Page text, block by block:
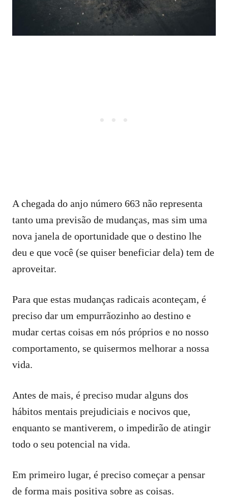
A chegada do anjo número 663 não representa
tanto uma previsão de mudanças, mas sim uma
nova janela de oportunidade que o destino lhe
deu e que você (se quiser beneficiar dela) tem de
aproveitar.
Para que estas mudanças radicais aconteçam, é
preciso dar um empurrãozinho ao destino e
mudar certas coisas em nós próprios e no nosso
comportamento, se quisermos melhorar a nossa
vida.
Antes de mais, é preciso mudar alguns dos
hábitos mentais prejudiciais e nocivos que,
enquanto se mantiverem, o impedirão de atingir
todo o seu potencial na vida.
Em primeiro lugar, é preciso começar a pensar
de forma mais positiva sobre as coisas.